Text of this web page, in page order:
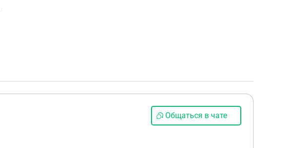
Общаться в чате